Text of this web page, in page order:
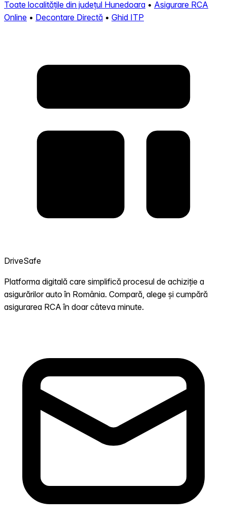
Toate localitățile din județul Hunedoara • Asigurare RCA
Online • Decontare Directă • Ghid ITP
DriveSafe
Platforma digitală care simplifică procesul de achiziție a
asigurărilor auto în România. Compară, alege și cumpără
asigurarea RCA în doar câteva minute.